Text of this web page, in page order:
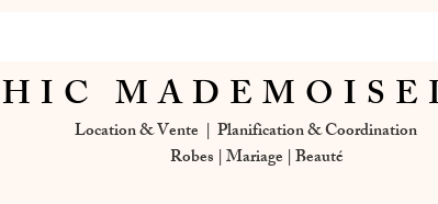
Location & Vente | Planification & Coordination
Robes | Mariage | Beauté